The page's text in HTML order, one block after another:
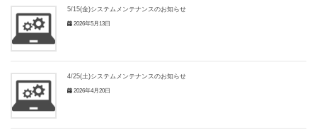
5/15(金)システムメンテナンスのお知らせ
2026年5月13日
4/25(土)システムメンテナンスのお知らせ
2026年4月20日